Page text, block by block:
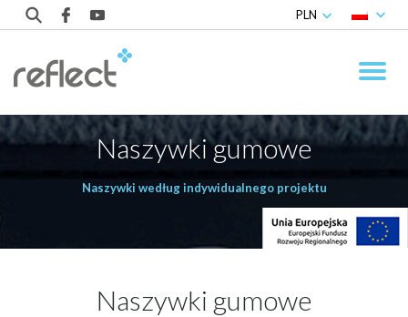
PLN
Naszywki gumowe
Naszywki według indywidualnego projektu
Naszywki gumowe